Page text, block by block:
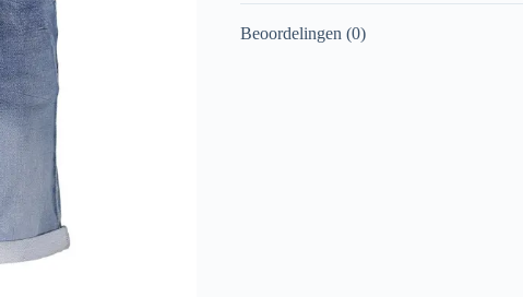
Beoordelingen (0)